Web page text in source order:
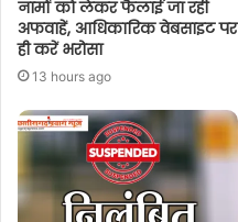
नामों को लेकर फैलाई जा रही
अफवाहें, आधिकारिक वेबसाइट पर
ही करें भरोसा
13 hours ago